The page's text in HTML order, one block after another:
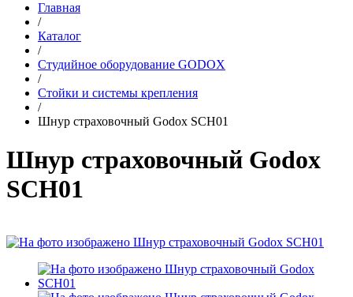
Главная
/
Каталог
/
Студийное оборудование GODOX
/
Стойки и системы крепления
/
Шнур страховочный Godox SCH01
Шнур страховочный Godox
SCH01